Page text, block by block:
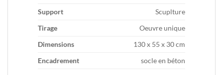
Support
Scuplture
Tirage
Oeuvre unique
Dimensions
130 x 55 x 30 cm
Encadrement
socle en béton